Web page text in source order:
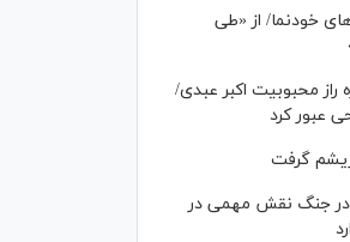
خودنما/ از «طی
راز محبوبیت اکبر عبدی/
عبور کرد
جنگ نقش مهمی در